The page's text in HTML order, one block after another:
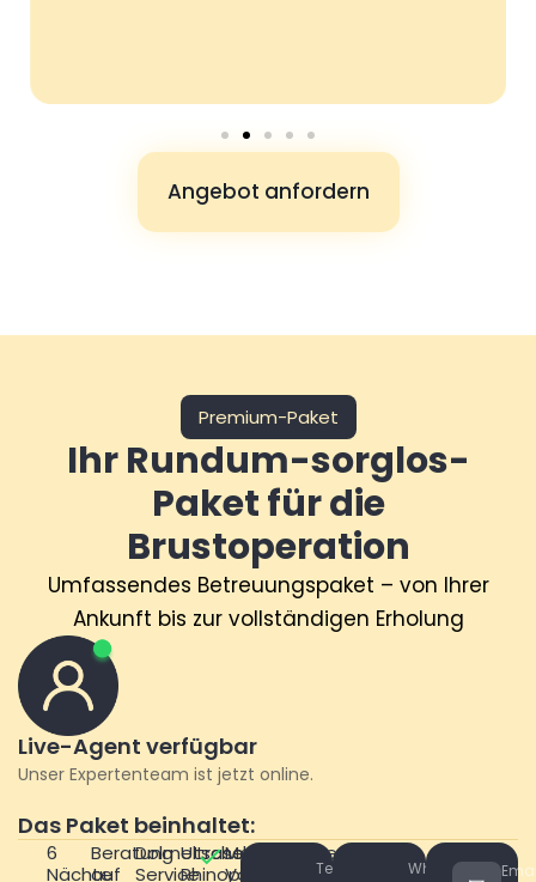
Angebot anfordern
Premium-Paket
Ihr Rundum-sorglos-
Paket für die
Brustoperation
Umfassendes Betreuungspaket – von Ihrer
Ankunft bis zur vollständigen Erholung
Live-Agent verfügbar
Unser Expertenteam ist jetzt online.
Das Paket beinhaltet:
6
Nächte
Beratung
auf
Dolmetscher-
Service
Ultraschall-
Rhinoplastik
Medizinische
VoruntersuchungTelefonnummerWhatsapp